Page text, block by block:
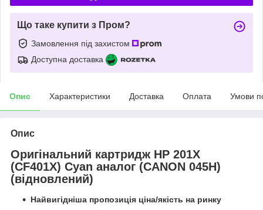
Що таке купити з Пром?
Замовлення під захистом
Доступна доставка
Опис Характеристики Доставка Оплата Умови
Опис
Оригінальний картридж HP 201X
(CF401X) Cyan аналог (CANON 045H)
(відновлений)
Найвигідніша пропозиція ціна/якість на ринку